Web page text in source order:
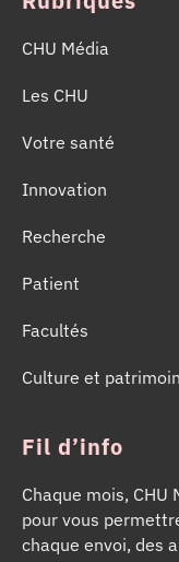
CHU Média
Les CHU
Votre santé
Innovation
Recherche
Patient
Facultés
Culture et
Fil d’info
Chaque mois, CHU
pour vous
chaque envoi, des